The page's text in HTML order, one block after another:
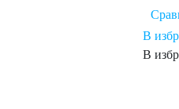
В
В